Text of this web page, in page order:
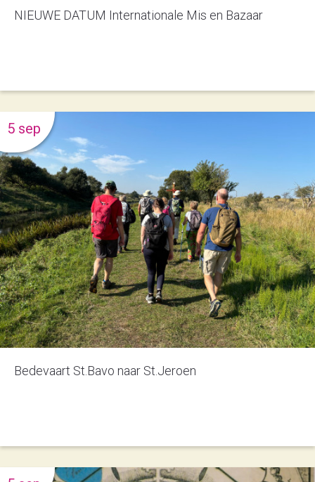
NIEUWE DATUM Internationale Mis en Bazaar
Bedevaart St.Bavo naar St.Jeroen
5 sep